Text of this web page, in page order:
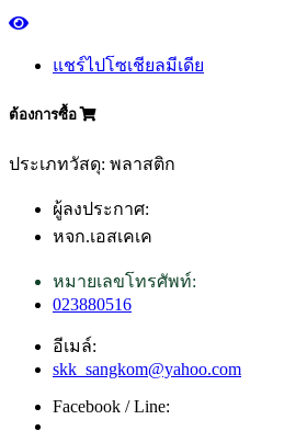
แชร์ไปโซเชียลมีเดีย
ต้องการซื้อ
ประเภทวัสดุ: พลาสติก
ผู้ลงประกาศ:
หจก.เอสเคเค
หมายเลขโทรศัพท์:
023880516
อีเมล์:
skk_sangkom@yahoo.com
Facebook / Line: